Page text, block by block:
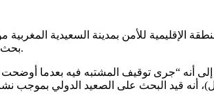
الإقليمية للأمن بمدينة السعيدية
بحث دولية صادرة عن السلطات القضائية الفرنسية.
أنه “جرى توقيف المشتبه فيه بعدما أوضحت
أنه قيد البحث على الصعيد الدولي